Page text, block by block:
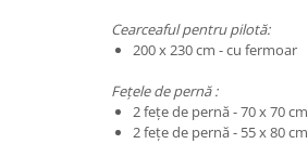
Cearceaful pentru pilotă:
200 x 230 cm - cu fermoar
Fețele de pernă :
2 fețe de pernă - 70 x 70 cm
2 fețe de pernă - 55 x 80 cm